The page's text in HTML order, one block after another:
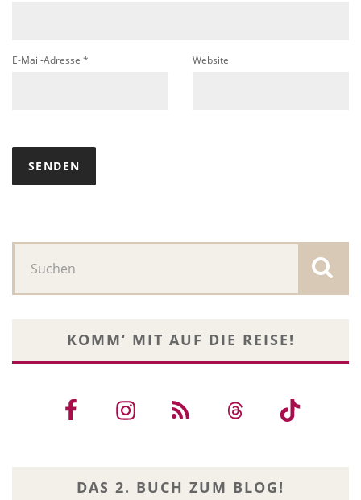
E-Mail-Adresse * Website
KOMM‘ MIT AUF DIE REISE!
DAS 2. BUCH ZUM BLOG!